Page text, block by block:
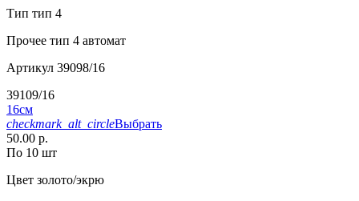
Тип тип 4
Прочее тип 4 автомат
Артикул 39098/16
39109/16
16см
checkmark_alt_circleВыбрать
50.00 р.
По 10 шт
Цвет золото/экрю